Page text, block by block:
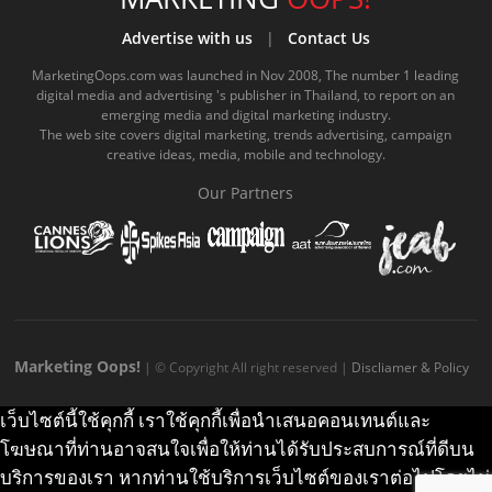
b
o
o
k
c
o
u
b
e
.
o
m
m
e
a
g
r
a
.
o
k
.
c
m
Advertise with us| Contact Us
MarketingOops.com was launched in Nov 2008, The number 1 leading
digital media and advertising 's publisher in Thailand, to report on an
emerging media and digital marketing industry.
The web site covers digital marketing, trends advertising, campaign
creative ideas, media, mobile and technology.
Our Partners
Marketing Oops! | © Copyright All right reserved | Discliamer & Policy
เว็บไซต์นี้ใช้คุกกี้ เราใช้คุกกี้เพื่อนำเสนอคอนเทนต์และ
โฆษณาที่ท่านอาจสนใจเพื่อให้ท่านได้รับประสบการณ์ที่ดีบน
บริการของเรา หากท่านใช้บริการเว็บไซต์ของเราต่อไปโดยไม่